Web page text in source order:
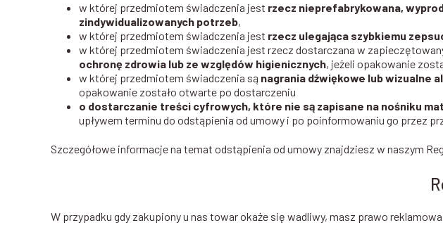
w której przedmiotem świadczenia jest rzecz nieprefabrykowana,
zindywidualizowanych potrzeb,
w której przedmiotem świadczenia jest rzecz ulegająca szybkiemu
w której przedmiotem świadczenia jest rzecz dostarczana w
ochronę zdrowia lub ze względów higienicznych, jeżeli opakowanie
w której przedmiotem świadczenia są nagrania dźwiękowe lub wizualne
opakowanie zostało otwarte po dostarczeniu
o dostarczanie treści cyfrowych, które nie są zapisane na nośniku
upływem terminu do odstąpienia od umowy i po poinformowaniu go przez
Szczegółowe informacje na temat odstąpienia od umowy znajdziesz w naszym
W przypadku gdy zakupiony u nas towar okaże się wadliwy, masz prawo